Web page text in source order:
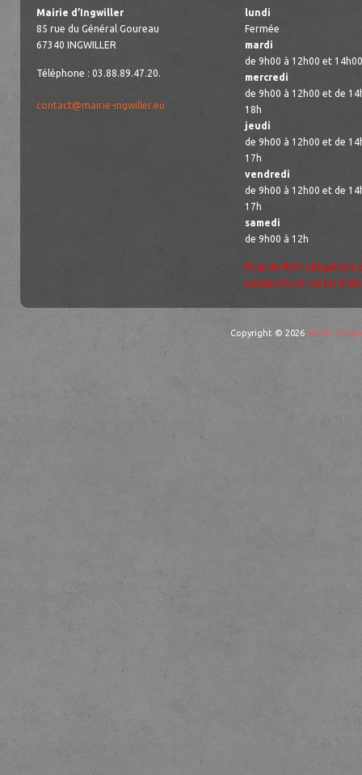
Mairie d’Ingwiller
85 rue du Général Goureau
67340 INGWILLER
Téléphone : 03.88.89.47.20.
contact@mairie-ingwiller.eu
lundi
Fermée
mardi
de 9h00 à 12h00 et
mercredi
de 9h00 à 12h00 et de
18h
jeudi
de 9h00 à 12h00 et de
17h
vendredi
de 9h00 à 12h00 et de
17h
samedi
de 9h00 à 12h
Prise de RDV obligatoire
passeports et cartes
Copyright © 2026 mairie